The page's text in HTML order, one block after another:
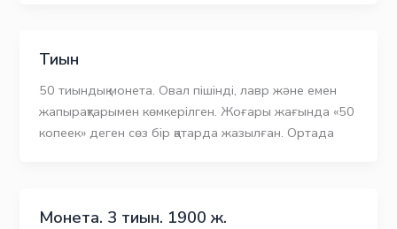
Тиын
50 тиындық монета. Овал пішінді, лавр және емен
жапырақтарымен көмкерілген. Жоғары жағында «50
копеек» деген сөз бір қатарда жазылған. Ортада
Монета. 3 тиын. 1900 ж.